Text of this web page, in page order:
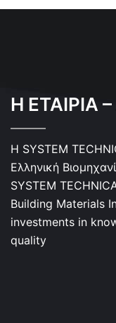
Η ΕΤΑΙΡΙΑ
Η SYSTEM
Ελληνική
SYSTEM
Building Materials
investments in
quality